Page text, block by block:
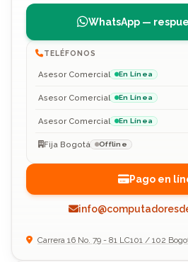
WhatsApp —
TELÉFONOS
Asesor Comercial En Línea
Asesor Comercial En Línea
Asesor Comercial En Línea
Fija Bogotá Offline
Pago en
Carrera 16 No. 79 - 81 LC101 / 102